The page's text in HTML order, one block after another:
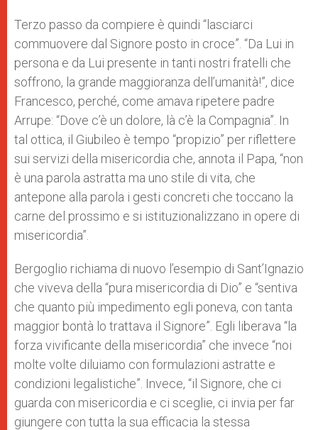
Terzo passo da compiere è quindi “lasciarci
commuovere dal Signore posto in croce”. “Da Lui in
persona e da Lui presente in tanti nostri fratelli che
soffrono, la grande maggioranza dell’umanità!”, dice
Francesco, perché, come amava ripetere padre
Arrupe: “Dove c’è un dolore, là c’è la Compagnia”. In
tal ottica, il Giubileo è tempo “propizio” per riflettere
sui servizi della misericordia che, annota il Papa, “non
è una parola astratta ma uno stile di vita, che
antepone alla parola i gesti concreti che toccano la
carne del prossimo e si istituzionalizzano in opere di
misericordia”.
Bergoglio richiama di nuovo l’esempio di Sant’Ignazio
che viveva della “pura misericordia di Dio” e “sentiva
che quanto più impedimento egli poneva, con tanta
maggior bontà lo trattava il Signore”. Egli liberava “la
forza vivificante della misericordia” che invece “noi
molte volte diluiamo con formulazioni astratte e
condizioni legalistiche”. Invece, “il Signore, che ci
guarda con misericordia e ci sceglie, ci invia per far
giungere con tutta la sua efficacia la stessa